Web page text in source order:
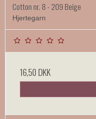
Cotton nr. 8 - 209 Beige
Hjertegarn
16,50 DKK